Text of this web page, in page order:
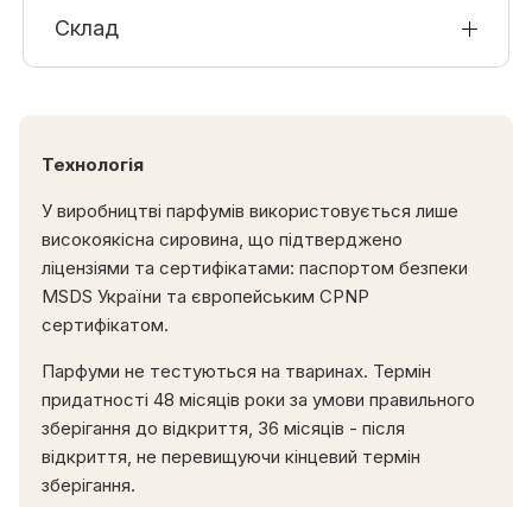
Склад
Технологія
У виробництві парфумів використовується лише
високоякісна сировина, що підтверджено
ліцензіями та сертифікатами: паспортом безпеки
MSDS України та європейським CPNP
сертифікатом.
Парфуми не тестуються на тваринах. Термін
придатності 48 місяців роки за умови правильного
зберігання до відкриття, 36 місяців - після
відкриття, не перевищуючи кінцевий термін
зберігання.